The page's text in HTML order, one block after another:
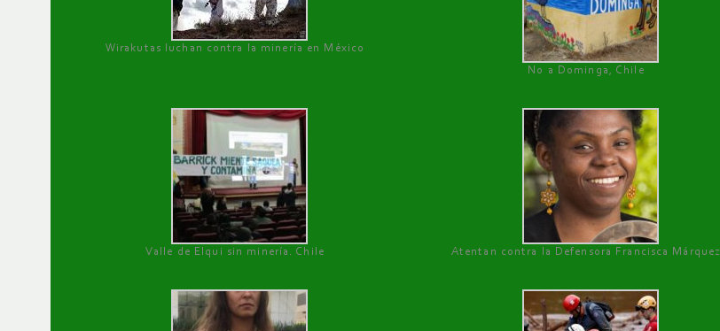
Wirakutas luchan contra la minería en México
No a Dominga, Chile
Valle de Elqui sin minería. Chile Atentan contra la Defensora Francisca Márquez